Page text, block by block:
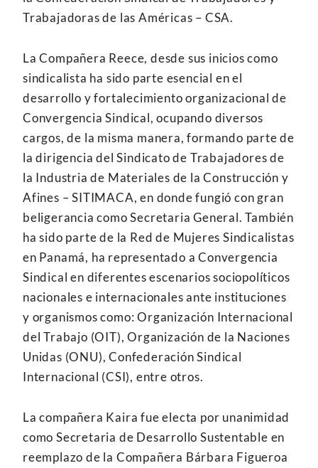
Trabajadoras de las Américas – CSA.
La Compañera Reece, desde sus inicios como
sindicalista ha sido parte esencial en el
desarrollo y fortalecimiento organizacional de
Convergencia Sindical, ocupando diversos
cargos, de la misma manera, formando parte de
la dirigencia del Sindicato de Trabajadores de
la Industria de Materiales de la Construcción y
Afines – SITIMACA, en donde fungió con gran
beligerancia como Secretaria General. También
ha sido parte de la Red de Mujeres Sindicalistas
en Panamá, ha representado a Convergencia
Sindical en diferentes escenarios sociopolíticos
nacionales e internacionales ante instituciones
y organismos como: Organización Internacional
del Trabajo (OIT), Organización de la Naciones
Unidas (ONU), Confederación Sindical
Internacional (CSI), entre otros.
La compañera Kaira fue electa por unanimidad
como Secretaria de Desarrollo Sustentable en
reemplazo de la Compañera Bárbara Figueroa